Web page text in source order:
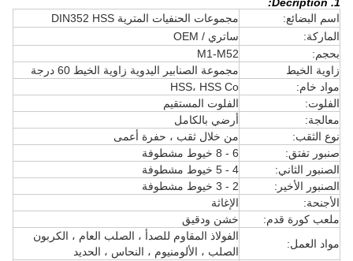
اسم البضائع:
مجموعات الحنفيات المترية DIN352 HSS
الماركة:
ساتري / OEM
بحجم:
M1-M52
زاوية الخيط
مجموعة الصنابير اليدوية زاوية الخيط 60 درجة
مواد خام:
HSS، HSS Co
الفلوت:
الفلوت المستقيم
معالجة:
أرضي بالكامل
نوع الثقب:
من خلال ثقب ، حفرة أعمى
صنبور تفتق:
الصنبور الثاني:
4 - 5 خيوط مشطوفة
الصنبور الأخير:
الأجنحة:
الإغاثة
ملعب كورة قدم:
خشن ودقيق
مواد العمل:
الفولاذ المقاوم للصدأ ، الصلب العام ، الكربون
الصلب ، الألومنيوم ، النحاس ، الحديد